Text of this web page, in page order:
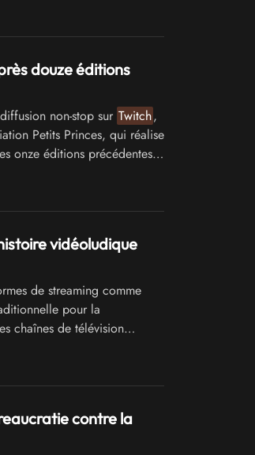
douze éditions
non-stop sur Twitch,
Petits Princes, qui réalise
onze éditions précédentes :
vidéoludique
de streaming comme
pour la
chaînes de télévision
contre la